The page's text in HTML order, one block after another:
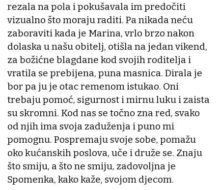
rezala na pola i pokušavala im predočiti
vizualno što moraju raditi. Pa nikada neću
zaboraviti kada je Marina, vrlo brzo nakon
dolaska u našu obitelj, otišla na jedan vikend,
za božićne blagdane kod svojih roditelja i
vratila se prebijena, puna masnica. Dirala je
bor pa ju je otac remenom istukao. Oni
trebaju pomoć, sigurnost i mirnu luku i zaista
su skromni. Kod nas se točno zna red, svako
od njih ima svoja zaduženja i puno mi
pomognu. Pospremaju svoje sobe, pomažu
oko kućanskih poslova, uče i druže se. Znaju
što smiju, a što ne smiju, zadovoljna je
Spomenka, kako kaže, svojom djecom.